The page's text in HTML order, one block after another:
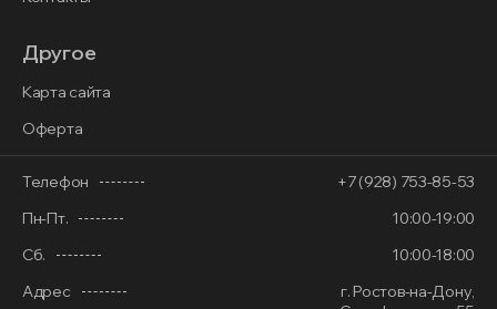
Другое
Карта сайта
Оферта
Телефон
+7 (928) 753-85-53
Пн-Пт.
10:00-19:00
Сб.
10:00-18:00
Адрес
г. Ростов-на-Дону,